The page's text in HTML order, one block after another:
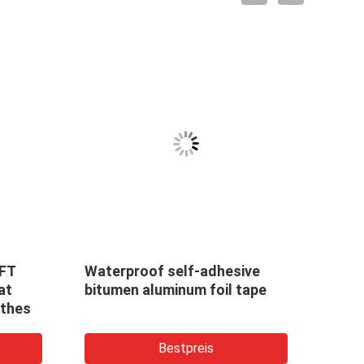
Waterproof self-adhesive
bitumen aluminum foil tape
Bestpreis